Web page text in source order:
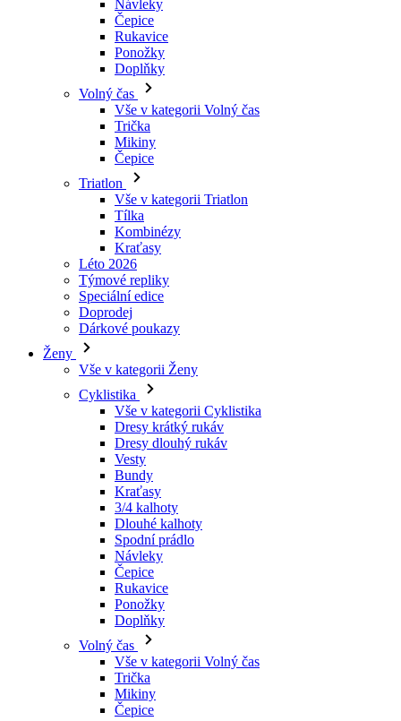
Volný čas
Vše v kategorii Volný čas
Trička
Mikiny
Čepice
Triatlon
Vše v kategorii Triatlon
Tílka
Kombinézy
Kraťasy
Léto 2026
Týmové repliky
Speciální edice
Doprodej
Dárkové poukazy
Ženy
Vše v kategorii Ženy
Cyklistika
Vše v kategorii Cyklistika
Dresy dlouhý rukáv
Vesty
Bundy
Kraťasy
3/4 kalhoty
Dlouhé kalhoty
Spodní prádlo
Návleky
Čepice
Rukavice
Ponožky
Doplňky
Volný čas
Vše v kategorii Volný čas
Trička
Mikiny
Čepice
Triatlon
Vše v kategorii Triatlon
Tílka
Kombinézy